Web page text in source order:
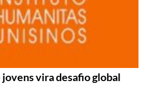
vira desafio global